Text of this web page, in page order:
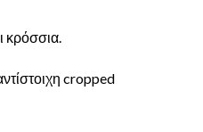
κρόσσια.
cropped